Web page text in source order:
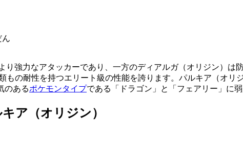
ん
り強力なアタッカーであり、一方のディアルガ（オリジン）は
もの耐性を持つエリート級の性能を誇ります。パルキア（オ
のあるポケモンタイプである「ドラゴン」と「フェアリー」に
ア（オリジン）